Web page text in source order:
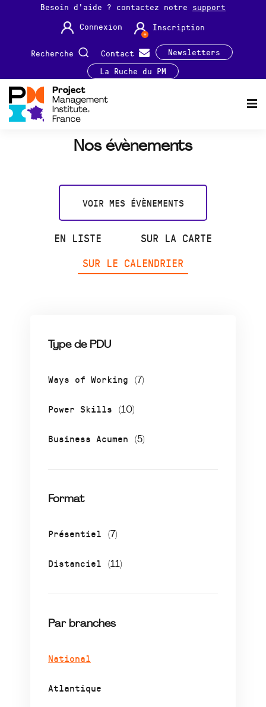
Besoin d'aide ? contactez notre support
Connexion
Inscription
Recherche Contact
Newsletters
La Ruche du PM
Nos évènements
VOIR MES ÉVÈNEMENTS
EN LISTE
SUR LA CARTE
SUR LE CALENDRIER
Type de PDU
Ways of Working (7)
Power Skills (10)
Business Acumen (5)
Format
Présentiel (7)
Distanciel (11)
Par branches
National
Atlantique